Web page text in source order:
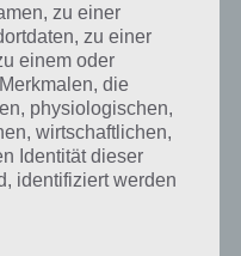
zu einer
zu einer
einem oder
die
physiologischen,
wirtschaftlichen,
Identität dieser
identifiziert werden